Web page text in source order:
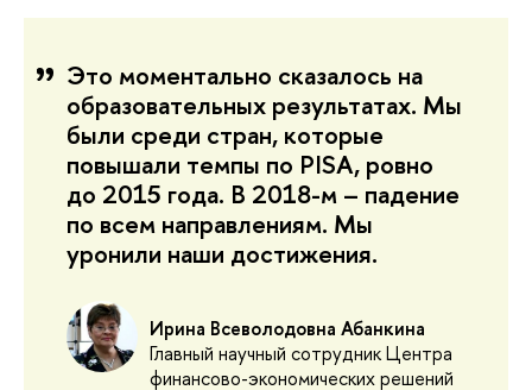
Это моментально сказалось на
образовательных результатах. Мы
были среди стран, которые
повышали темпы по PISA, ровно
до 2015 года. В 2018-м – падение
по всем направлениям. Мы
уронили наши достижения.
Ирина Всеволодовна Абанкина
Главный научный сотрудникЦентра
финансово-экономических решений